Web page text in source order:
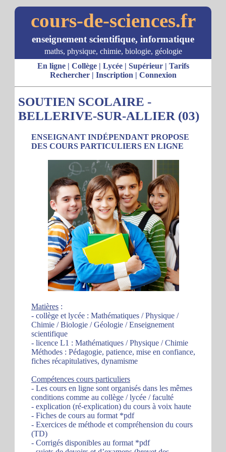
cours-de-sciences.fr
enseignement scientifique, informatique
maths, physique, chimie, biologie, géologie
En ligne| Collège| Lycée| Supérieur| Tarifs
Rechercher| Inscription | Connexion
SOUTIEN SCOLAIRE -
BELLERIVE-SUR-ALLIER (03)
ENSEIGNANT INDÉPENDANT PROPOSE
DES COURS PARTICULIERS EN LIGNE
Matières :
- collège et lycée : Mathématiques / Physique /
Chimie / Biologie / Géologie / Enseignement
scientifique
- licence L1 : Mathématiques / Physique / Chimie
Méthodes : Pédagogie, patience, mise en confiance,
fiches récapitulatives, dynamisme
Compétences cours particuliers
- Les cours en ligne sont organisés dans les mêmes
conditions comme au collège / lycée / faculté
- explication (ré-explication) du cours à voix haute
- Fiches de cours au format *pdf
- Exercices de méthode et compréhension du cours
(TD)
- Corrigés disponibles au format *pdf